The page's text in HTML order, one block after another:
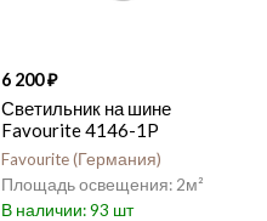
6 200
Светильник на шине
Favourite 4146-1P
Favourite Германия
2
93